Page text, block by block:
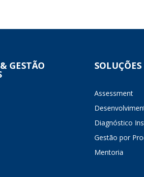
GESTÃO SOLUÇÕES
Assessment
Diagnóstico
Gestão por
Mentoria